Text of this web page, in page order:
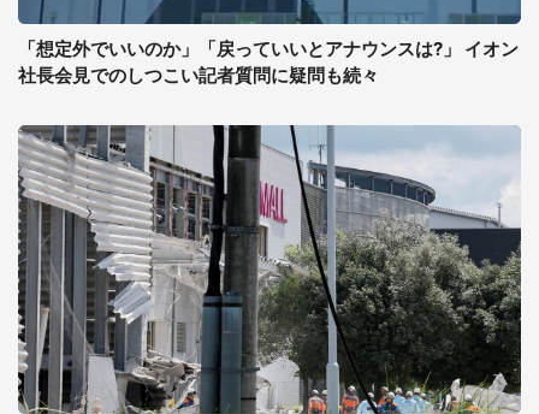
「想定外でいいのか」「戻っていいとアナウンスは?」 イオン
社長会見でのしつこい記者質問に疑問も続々